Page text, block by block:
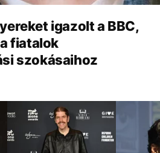
igazolt a BBC,
fiatalok
szokásaihoz